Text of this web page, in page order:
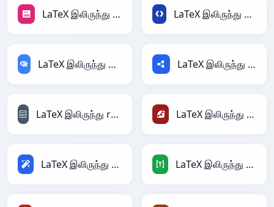
LaTeX இலிருந்து PNG LaTeX இலிருந்து Protobuf
LaTeX இலிருந்து RDataFrame LaTeX இலிருந்து RDF
LaTeX இலிருந்து reStructuredText LaTeX இலிருந்து Ruby
LaTeX இலிருந்து Magic LaTeX இலிருந்து TOML